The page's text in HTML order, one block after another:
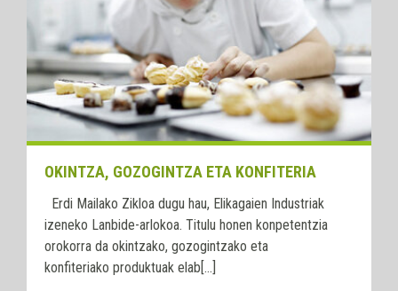
OKINTZA, GOZOGINTZA ETA KONFITERIA
Erdi Mailako Zikloa dugu hau, Elikagaien Industriak
izeneko Lanbide-arlokoa. Titulu honen konpetentzia
orokorra da okintzako, gozogintzako eta
konfiteriako produktuak elab[...]